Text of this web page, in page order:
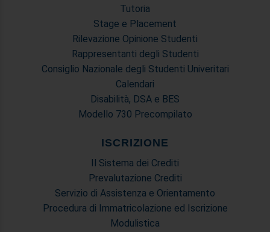
Tutoria
Stage e Placement
Rilevazione Opinione Studenti
Rappresentanti degli Studenti
Consiglio Nazionale degli Studenti Univeritari
Calendari
Disabilità, DSA e BES
Modello 730 Precompilato
ISCRIZIONE
Il Sistema dei Crediti
Prevalutazione Crediti
Servizio di Assistenza e Orientamento
Procedura di Immatricolazione ed Iscrizione
Modulistica